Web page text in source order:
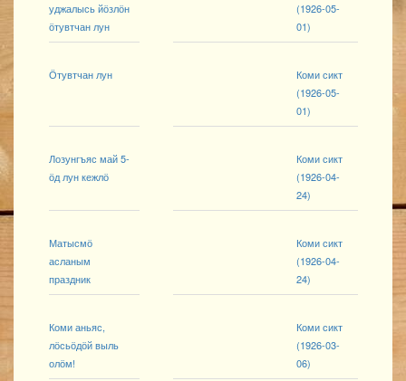
уджалысь йӧзлӧн
ӧтувтчан лун
(1926-05-
01)
Ӧтувтчан лун
Коми сикт
(1926-05-
01)
Лозунгъяс май 5-
ӧд лун кежлӧ
Коми сикт
(1926-04-
24)
Матысмӧ
асланым
праздник
Коми сикт
(1926-04-
24)
Коми аньяс,
лӧсьӧдӧй выль
олӧм!
Коми сикт
(1926-03-
06)